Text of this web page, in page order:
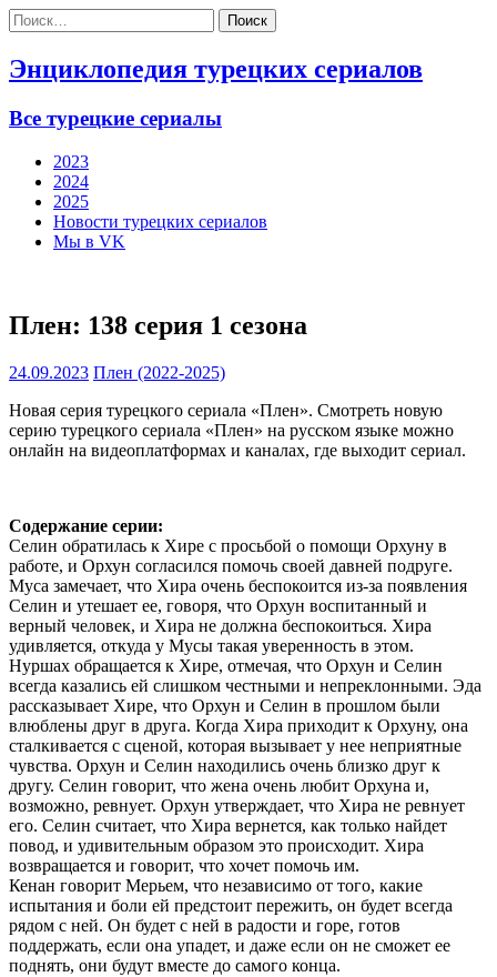
Найти:
Энциклопедия турецких сериалов
Все турецкие сериалы
2023
2024
2025
Новости турецких сериалов
Мы в VK
Плен: 138 серия 1 сезона
24.09.2023 Плен (2022-2025)
Новая серия турецкого сериала «Плен». Смотреть новую
серию турецкого сериала «Плен» на русском языке можно
онлайн на видеоплатформах и каналах, где выходит сериал.
Содержание серии:
Селин обратилась к Хире с просьбой о помощи Орхуну в
работе, и Орхун согласился помочь своей давней подруге.
Муса замечает, что Хира очень беспокоится из-за появления
Селин и утешает ее, говоря, что Орхун воспитанный и
верный человек, и Хира не должна беспокоиться. Хира
удивляется, откуда у Мусы такая уверенность в этом.
Нуршах обращается к Хире, отмечая, что Орхун и Селин
всегда казались ей слишком честными и непреклонными. Эда
рассказывает Хире, что Орхун и Селин в прошлом были
влюблены друг в друга. Когда Хира приходит к Орхуну, она
сталкивается с сценой, которая вызывает у нее неприятные
чувства. Орхун и Селин находились очень близко друг к
другу. Селин говорит, что жена очень любит Орхуна и,
возможно, ревнует. Орхун утверждает, что Хира не ревнует
его. Селин считает, что Хира вернется, как только найдет
повод, и удивительным образом это происходит. Хира
возвращается и говорит, что хочет помочь им.
Кенан говорит Мерьем, что независимо от того, какие
испытания и боли ей предстоит пережить, он будет всегда
рядом с ней. Он будет с ней в радости и горе, готов
поддержать, если она упадет, и даже если он не сможет ее
поднять, они будут вместе до самого конца.